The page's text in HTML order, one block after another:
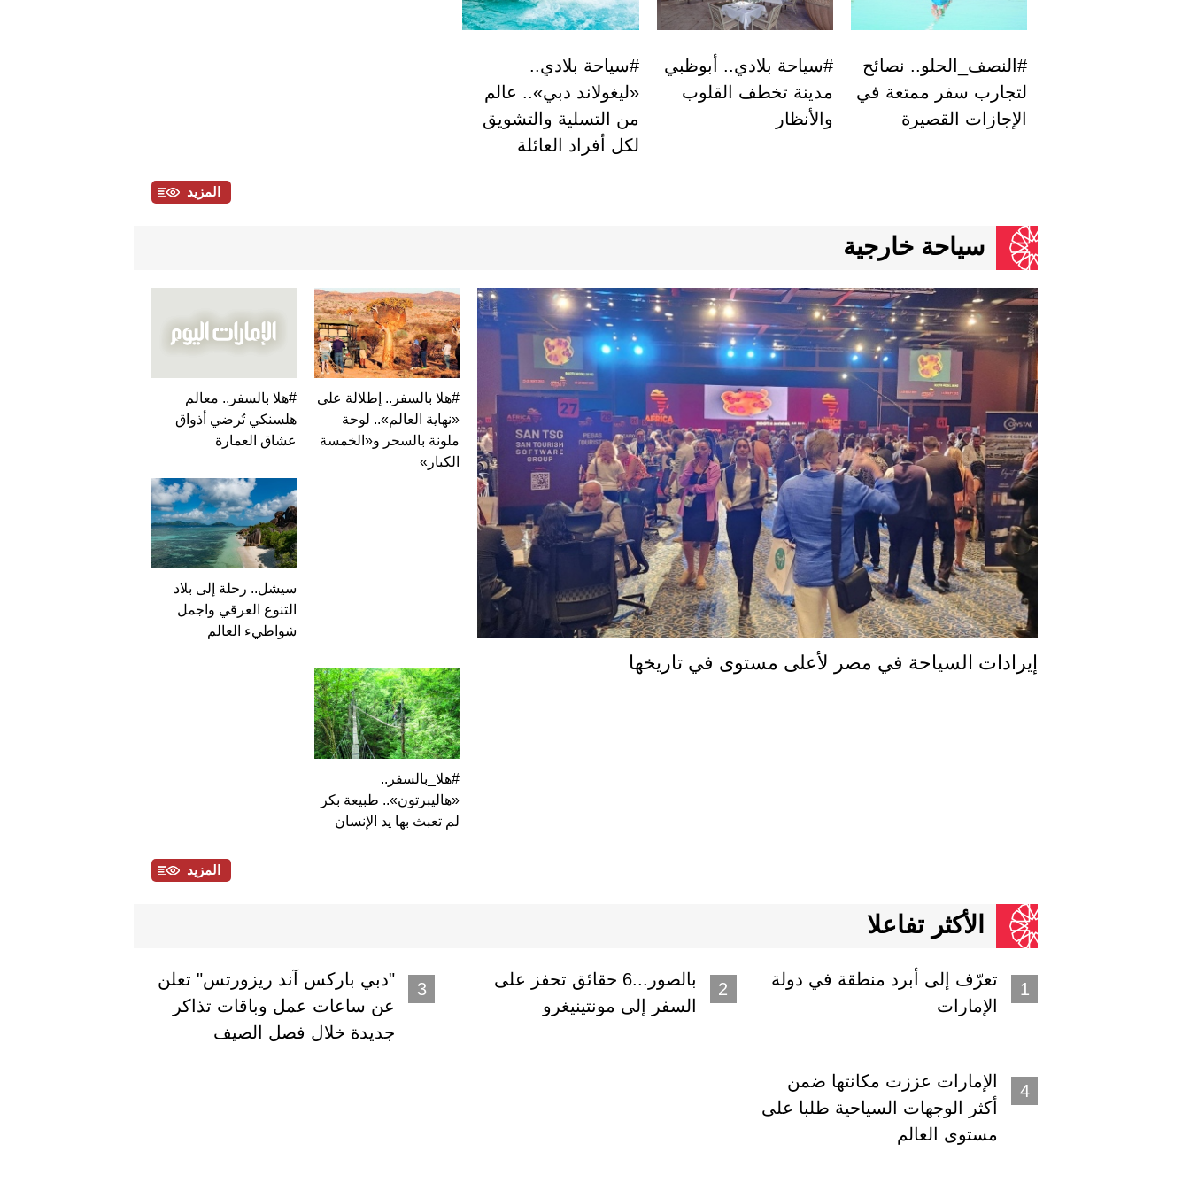
#النصف_الحلو.. نصائح
لتجارب سفر ممتعة في
الإجازات القصيرة
#سياحة بلادي.. أبوظبي
مدينة تخطف القلوب
والأنظار
#سياحة بلادي..
«ليغولاند دبي».. عالم
من التسلية والتشويق
لكل أفراد العائلة
المزيد
سياحة خارجية
إيرادات السياحة في مصر لأعلى مستوى في تاريخها
#هلا بالسفر.. إطلالة على
«نهاية العالم».. لوحة
ملونة بالسحر و«الخمسة
الكبار»
#هلا بالسفر.. معالم
هلسنكي تُرضي أذواق
عشاق العمارة
سيشل.. رحلة إلى بلاد
التنوع العرقي واجمل
شواطيء العالم
#هلا_بالسفر..
«هاليبرتون».. طبيعة بكر
لم تعبث بها يد الإنسان
المزيد
الأكثر تفاعلا
تعرّف إلى أبرد منطقة في دولة
الإمارات
بالصور...6 حقائق تحفز على
السفر إلى مونتينيغرو
"دبي باركس آند ريزورتس" تعلن
عن ساعات عمل وباقات تذاكر
جديدة خلال فصل الصيف
الإمارات عززت مكانتها ضمن
أكثر الوجهات السياحية طلبا على
مستوى العالم